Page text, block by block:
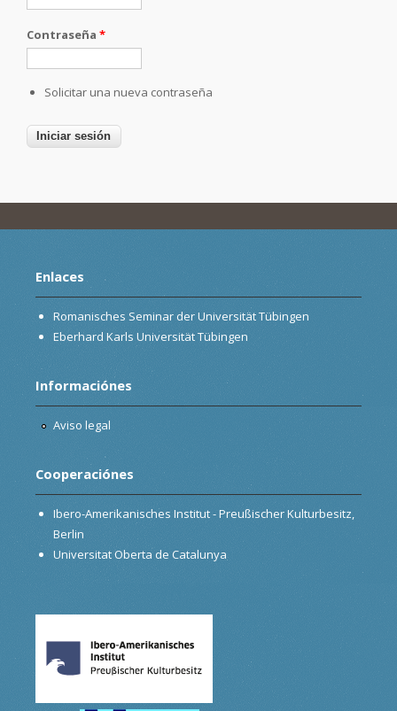
Contraseña *
Solicitar una nueva contraseña
Enlaces
Romanisches Seminar der Universität Tübingen
Eberhard Karls Universität Tübingen
Informaciónes
Aviso legal
Cooperaciónes
Ibero-Amerikanisches Institut - Preußischer Kulturbesitz,
Berlin
Universitat Oberta de Catalunya